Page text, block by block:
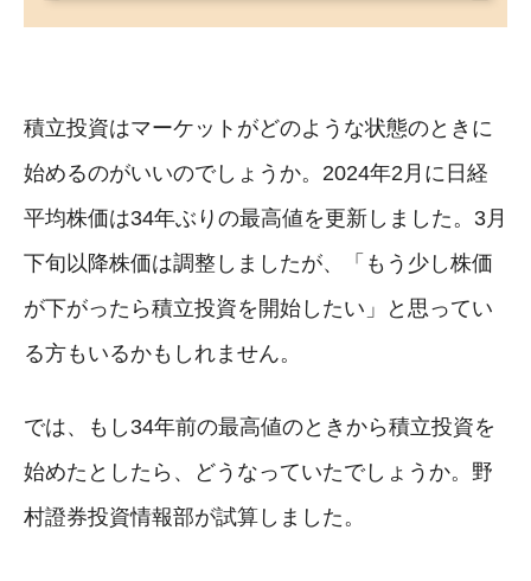
積立投資はマーケットがどのような状態のときに
始めるのがいいのでしょうか。2024年2月に日経
平均株価は34年ぶりの最高値を更新しました。3月
下旬以降株価は調整しましたが、「もう少し株価
が下がったら積立投資を開始したい」と思ってい
る方もいるかもしれません。
では、もし34年前の最高値のときから積立投資を
始めたとしたら、どうなっていたでしょうか。野
村證券投資情報部が試算しました。